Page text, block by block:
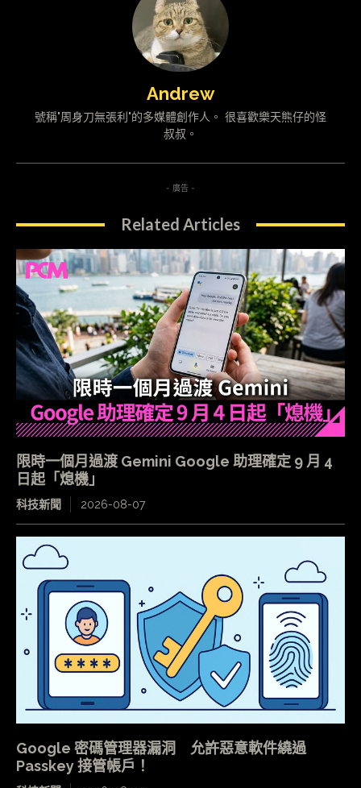
Andrew
號稱"周身刀無張利"的多媒體創作人。 很喜歡樂天熊仔的怪
叔叔。
- 廣告 -
Related Articles
限時一個月過渡 Gemini Google 助理確定 9 月 4
日起「熄機」
科技新聞 2026-08-07
Google 密碼管理器漏洞 允許惡意軟件繞過
Passkey 接管帳戶！